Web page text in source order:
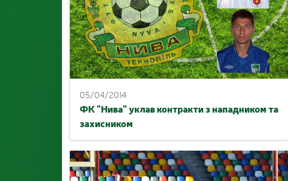
05/04/2014
ФК "Нива" уклав контракти з нападником та
захисником